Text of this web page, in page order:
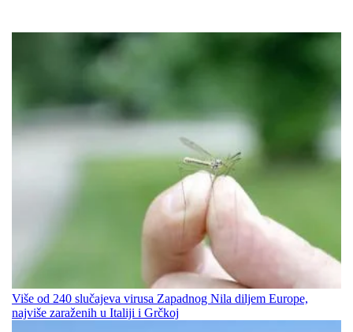
Više od 240 slučajeva virusa Zapadnog Nila diljem Europe,
najviše zaraženih u Italiji i Grčkoj